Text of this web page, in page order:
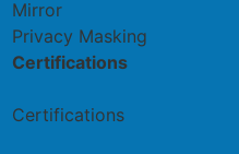
Mirror
Privacy Masking
Certifications
Certifications